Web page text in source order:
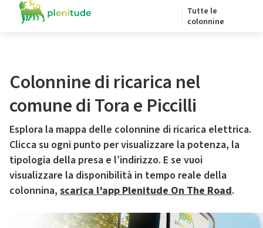
Tutte le
colonnine
Colonnine di ricarica nel
comune di Tora e Piccilli
Esplora la mappa delle colonnine di ricarica elettrica.
Clicca su ogni punto per visualizzare la potenza, la
tipologia della presa e l’indirizzo. E se vuoi
visualizzare la disponibilità in tempo reale della
colonnina, scarica l’app Plenitude On The Road.